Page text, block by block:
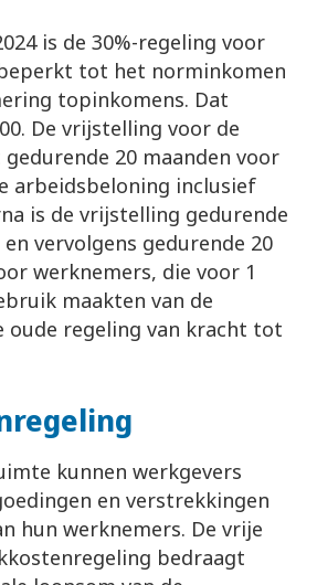
is de 30%-regeling voor
tot het norminkomen
topinkomens. Dat
De vrijstelling voor de
20 maanden voor
arbeidsbeloning inclusief
is de vrijstelling gedurende
en vervolgens gedurende 20
werknemers, die voor 1
maakten van de
regeling van kracht tot
kunnen werkgevers
en verstrekkingen
hun werknemers. De vrije
bedraagt